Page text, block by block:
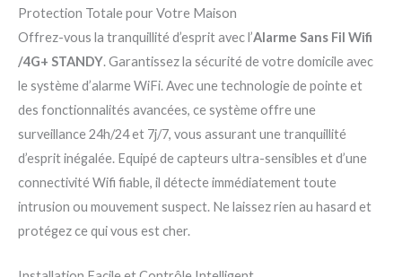
Protection Totale pour Votre Maison
Offrez-vous la tranquillité d’esprit avec l’Alarme Sans Fil Wifi
/4G+ STANDY. Garantissez la sécurité de votre domicile avec
le système d’alarme WiFi. Avec une technologie de pointe et
des fonctionnalités avancées, ce système offre une
surveillance 24h/24 et 7j/7, vous assurant une tranquillité
d’esprit inégalée. Equipé de capteurs ultra-sensibles et d’une
connectivité Wifi fiable, il détecte immédiatement toute
intrusion ou mouvement suspect. Ne laissez rien au hasard et
protégez ce qui vous est cher.